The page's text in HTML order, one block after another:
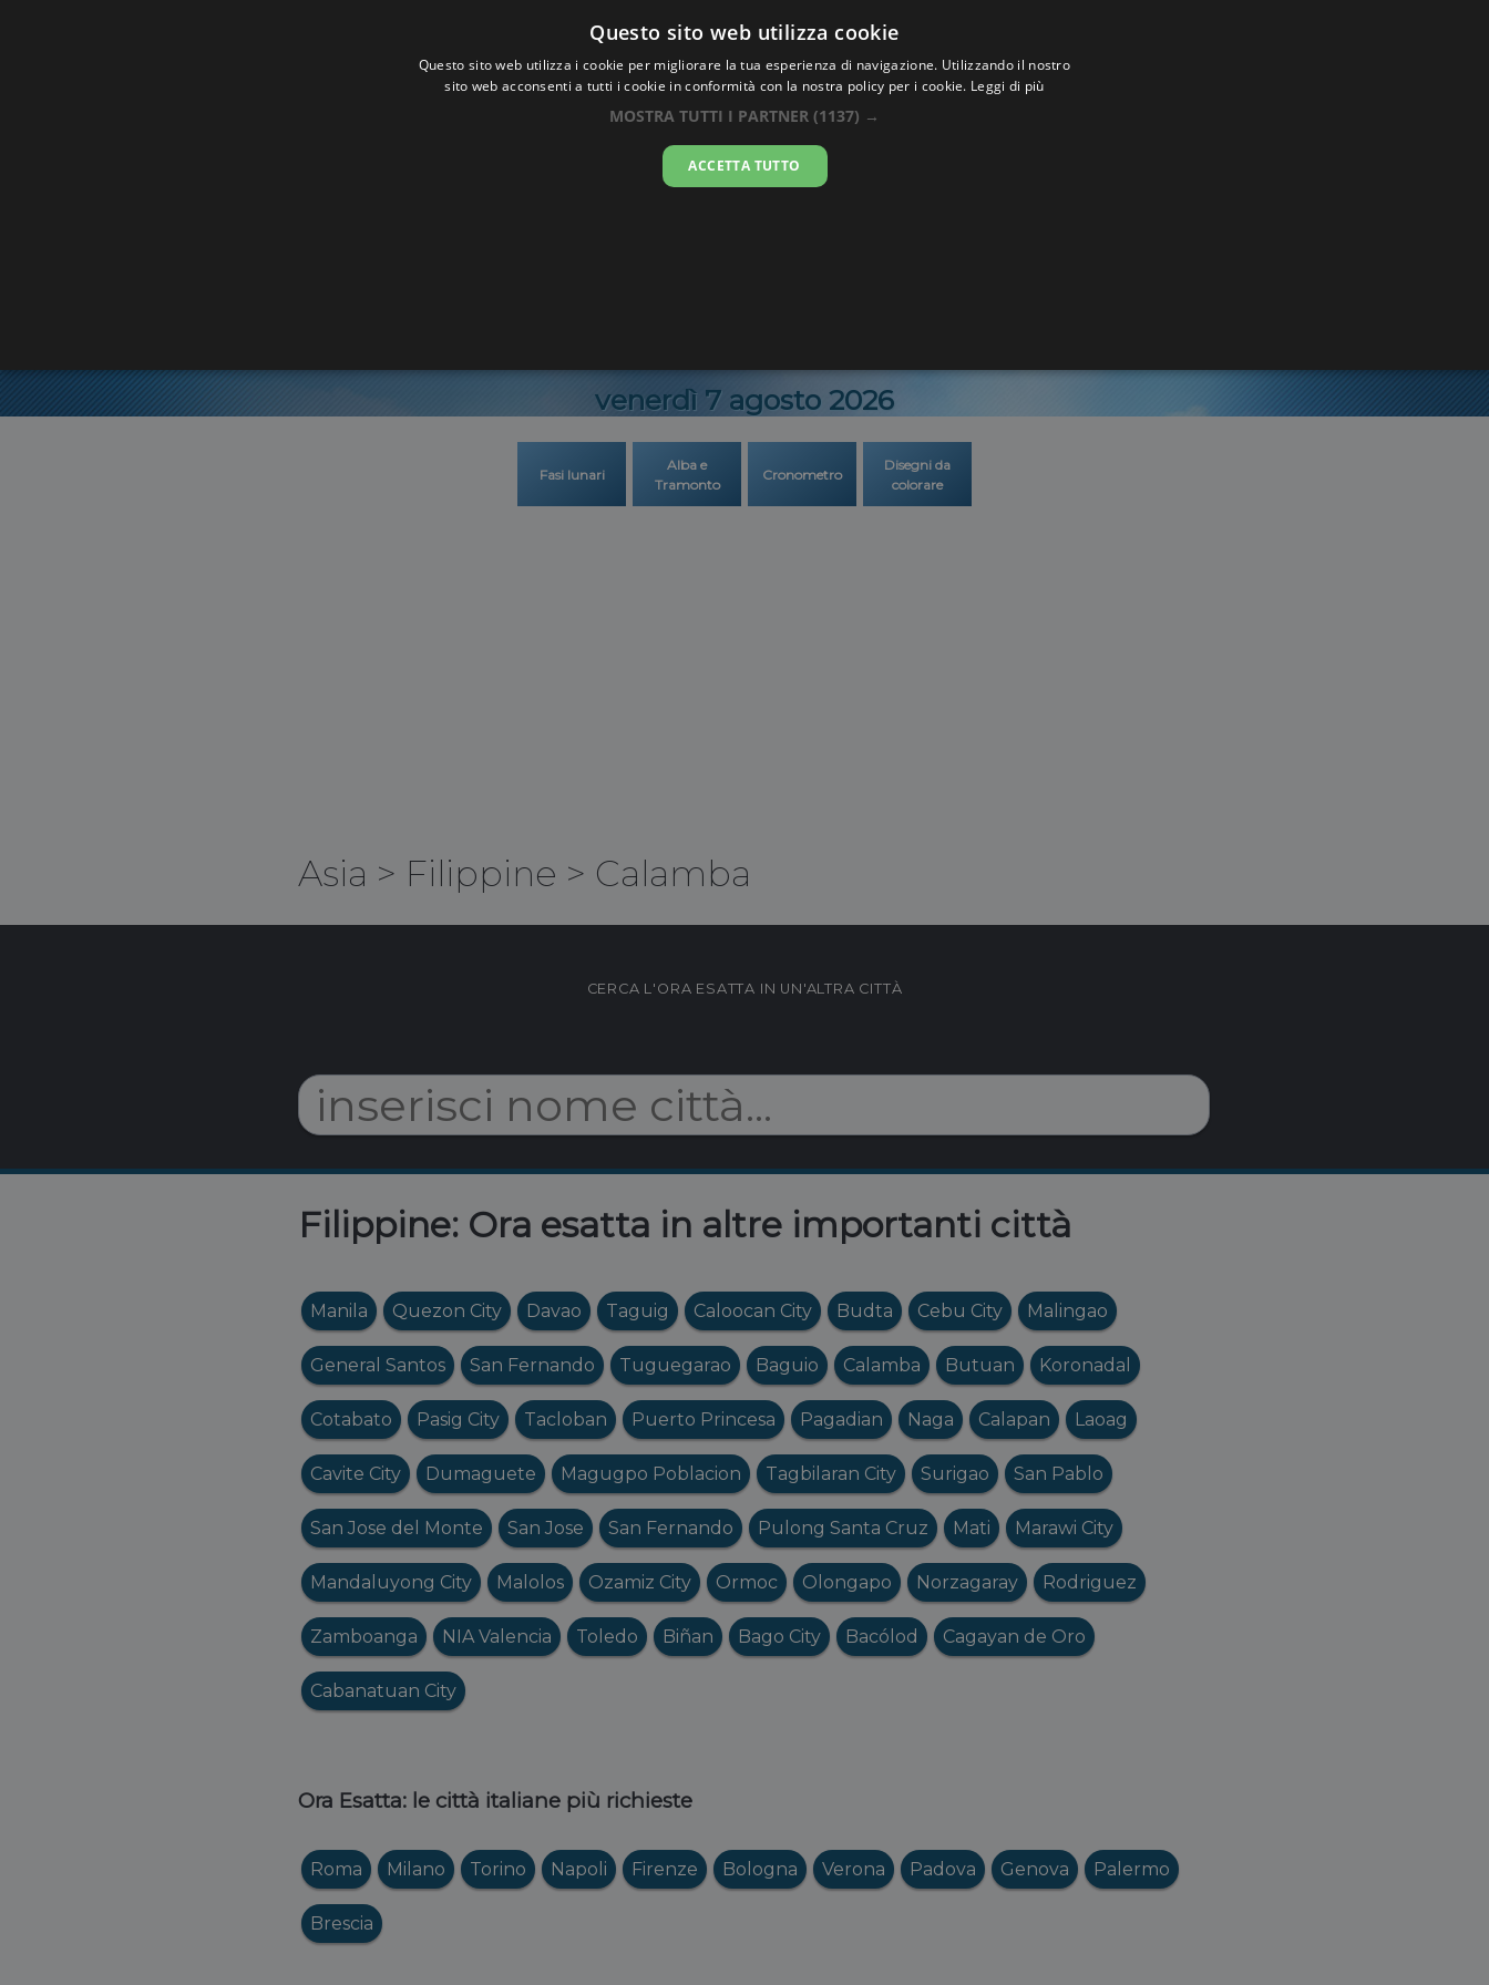
Oraesatta.co
Ora EsattaCalamba
venerdì 7 agosto 2026
Fasi lunari
Alba e
Tramonto
Cronometro
Disegni da
colorare
Asia > Filippine > Calamba
CERCA L'ORA ESATTA IN UN'ALTRA CITTÀ
Filippine: Ora esatta in altre importanti città
Manila Quezon City Davao Taguig Caloocan City Budta Cebu City Malingao
General Santos San Fernando Tuguegarao Baguio Calamba Butuan Koronadal
Cotabato Pasig City Tacloban Puerto Princesa Pagadian Naga Calapan Laoag
Cavite City Dumaguete Magugpo Poblacion Tagbilaran City Surigao San Pablo
San Jose del Monte San Jose San Fernando Pulong Santa Cruz Mati Marawi City
Mandaluyong City Malolos Ozamiz City Ormoc Olongapo Norzagaray Rodriguez
Zamboanga NIA Valencia Toledo Biñan Bago City Bacólod Cagayan de Oro
Cabanatuan City
Ora Esatta: le città italiane più richieste
Roma Milano Torino Napoli Firenze Bologna Verona Padova Genova Palermo
Brescia
Questo sito web utilizza cookie
Questo sito web utilizza i cookie per migliorare la tua esperienza di navigazione. Utilizzando il nostro
sito web acconsenti a tutti i cookie in conformità con la nostra policy per i cookie. Leggi di più
MOSTRA TUTTI I PARTNER (1137) →
ACCETTA TUTTO